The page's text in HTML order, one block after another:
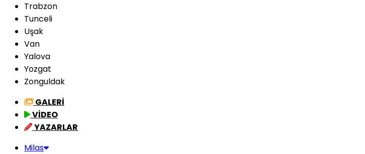
Trabzon
Tunceli
Uşak
Van
Yalova
Yozgat
Zonguldak
GALERİ
VİDEO
YAZARLAR
Milas